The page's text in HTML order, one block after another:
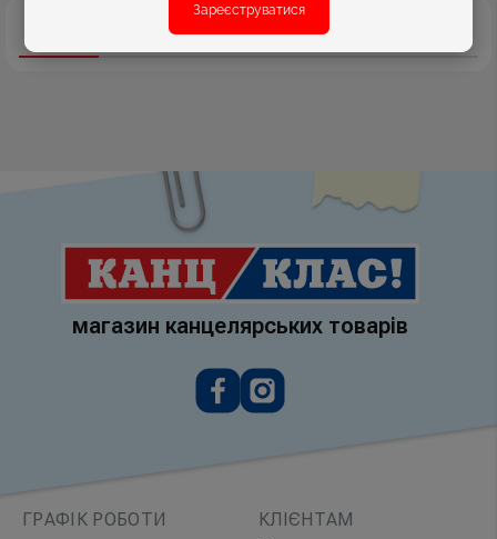
Зареєструватися
Характеристики Відгуки
магазин канцелярських товарів
ГРАФІК РОБОТИ
КЛІЄНТАМ